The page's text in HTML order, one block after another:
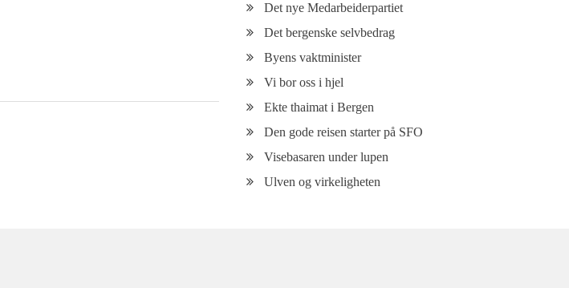
Det nye Medarbeiderpartiet
Det bergenske selvbedrag
Byens vaktminister
Vi bor oss i hjel
Ekte thaimat i Bergen
Den gode reisen starter på SFO
Visebasaren under lupen
Ulven og virkeligheten